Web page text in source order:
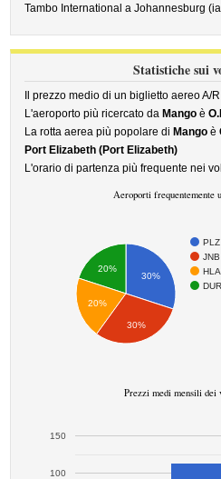
Tambo International a Johannesburg
Statistiche sui
Il prezzo medio di un biglietto aereo A/
L'aeroporto più ricercato da Mango è
La rotta aerea più popolare di Mango è
Port Elizabeth (Port Elizabeth)
L'orario di partenza più frequente nei
Aeroporti frequentemente
PLZ
JNB
HLA
DUR
30%
20%
20%
30%
Prezzi medi mensili dei
100
150